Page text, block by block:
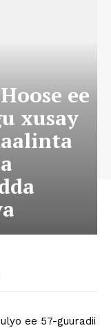
ee
xusay
ee 57-guuradii